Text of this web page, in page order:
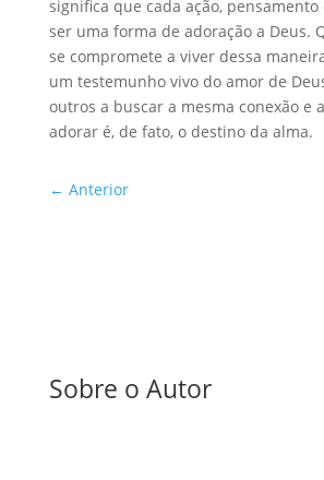
significa que cada ação, pensamento
ser uma forma de adoração a Deus.
se compromete a viver dessa
um testemunho vivo do amor de
outros a buscar a mesma conexão e
adorar é, de fato, o destino da alma.
← Anterior
Sobre o Autor